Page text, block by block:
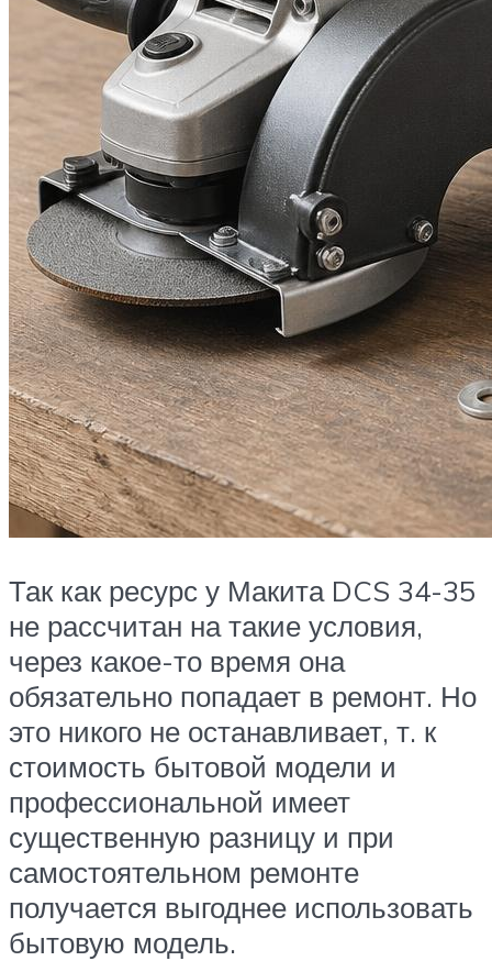
Так как ресурс у Макита DCS 34-35
не рассчитан на такие условия,
через какое-то время она
обязательно попадает в ремонт. Но
это никого не останавливает, т. к
стоимость бытовой модели и
профессиональной имеет
существенную разницу и при
самостоятельном ремонте
получается выгоднее использовать
бытовую модель.